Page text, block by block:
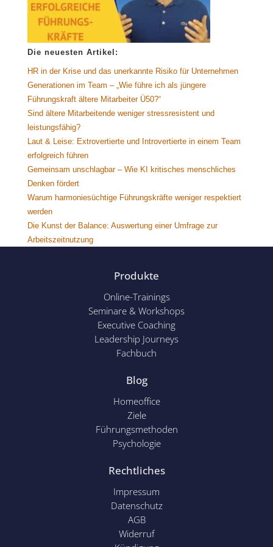
Die neuesten Artikel:
HR in der Krise und das unerkannte Risiko für Unternehmen
Generationen im Team – „Wie führe ich als jüngere
Führungskraft ältere Mitarbeiter Ü50?“
Sind ältere Mitarbeitende weniger stressresistent und
leistungsfähig?
Laut & Leise: Extrovertierte und Introvertierte in einem Team
erfolgreich führen
Gemeinsam unschlagbar – Wie KI kritisches menschliches
Denken fördert
Warum harmoniesüchtige Führungskräfte weniger respektiert
werden
Die Kunst der Balance: Auswertung einer Umfrage zur
Arbeitszeitnutzung
Produkte
Online-Trainings
Seminare & Workshops
Executive Coaching
Leadership Journeys
Fachbuch
Blog
Homeoffice
Ziele
Führungsmethoden
Psychologie
Rechtliches
Impressum
Datenschutz
AGB
Widerruf